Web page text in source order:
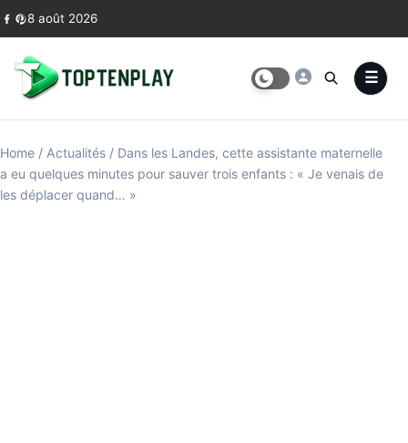
Skip to content
8 août 2026
Home / Actualités / Dans les Landes, cette assistante maternelle
a eu quelques minutes pour sauver trois enfants : « Je venais de
les déplacer quand… »